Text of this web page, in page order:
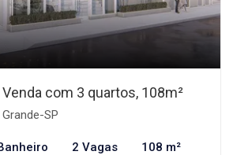
com 3 quartos, 108m²
SP
2 Vagas 108 m²